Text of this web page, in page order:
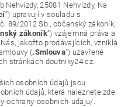
Nehvizdy, 25081 Nehvizdy, Na
”) upravují v souladu s
89/2012 Sb., občanský zákoník,
zákoník“) vzájemná práva a
jakožto prodávajících, vzniklá
(„Smlouva“) uzavřené
stránkách doutniky24.cz.
osobních údajů jsou
údajů, která naleznete zde
ochrany-osobnich-udaju/.